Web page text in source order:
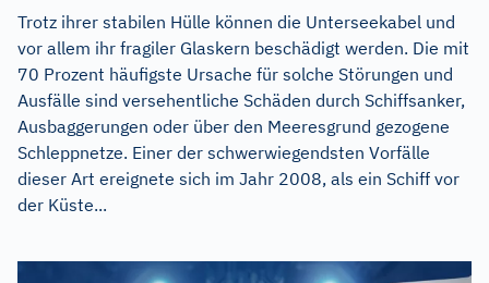
Trotz ihrer stabilen Hülle können die Unterseekabel und
vor allem ihr fragiler Glaskern beschädigt werden. Die mit
70 Prozent häufigste Ursache für solche Störungen und
Ausfälle sind versehentliche Schäden durch Schiffsanker,
Ausbaggerungen oder über den Meeresgrund gezogene
Schleppnetze. Einer der schwerwiegendsten Vorfälle
dieser Art ereignete sich im Jahr 2008, als ein Schiff vor
der Küste...